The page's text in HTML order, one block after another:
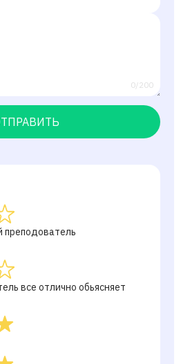
0/200
преподователь
все отлично обьясняет